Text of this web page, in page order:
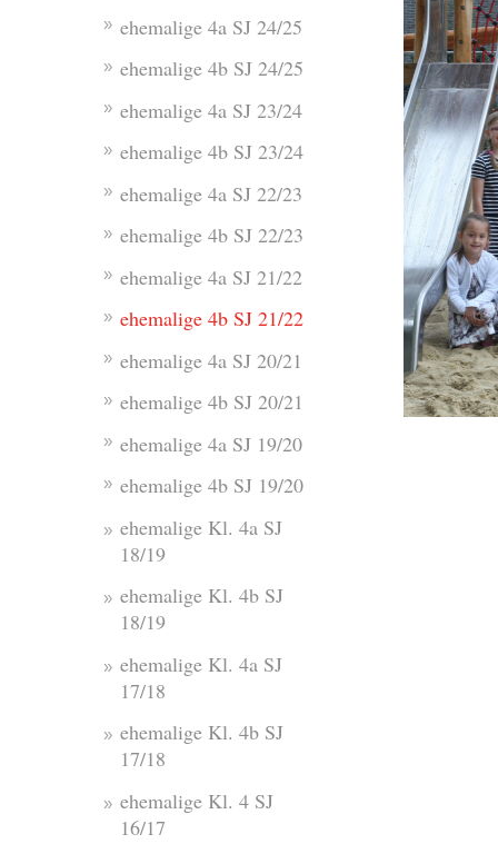
ehemalige 4a SJ 24/25
ehemalige 4b SJ 24/25
ehemalige 4a SJ 23/24
ehemalige 4b SJ 23/24
ehemalige 4a SJ 22/23
ehemalige 4b SJ 22/23
ehemalige 4a SJ 21/22
ehemalige 4b SJ 21/22
ehemalige 4a SJ 20/21
ehemalige 4b SJ 20/21
ehemalige 4a SJ 19/20
ehemalige 4b SJ 19/20
ehemalige Kl. 4a SJ
18/19
ehemalige Kl. 4b SJ
18/19
ehemalige Kl. 4a SJ
17/18
ehemalige Kl. 4b SJ
17/18
ehemalige Kl. 4 SJ
16/17